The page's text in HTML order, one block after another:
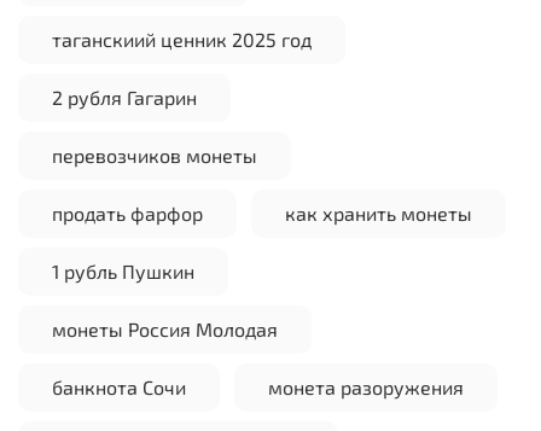
таганскиий ценник 2025 год
2 рубля Гагарин
перевозчиков монеты
продать фарфор как хранить монеты
1 рубль Пушкин
монеты Россия Молодая
банкнота Сочи монета разоружения